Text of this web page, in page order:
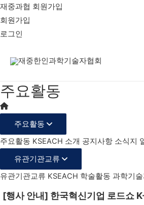
재중과협 회원가입
회원가입
로그인
주요활동
주요활동
주요활동 KSEACH 소개 공지사항 소식지
유관기관교류
유관기관교류 KSEACH 학술활동 과학기
[행사 안내] 한국혁신기업 로드쇼